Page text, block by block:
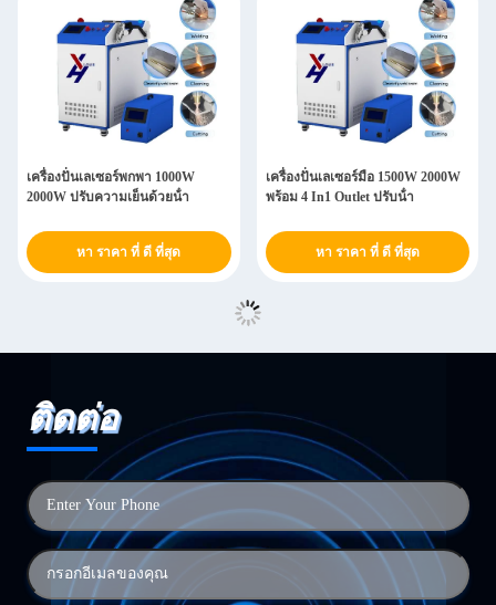
เครื่องปั่นเลเซอร์พกพา 1000W
2000W ปรับความเย็นด้วยน้ํา
หา ราคา ที่ ดี ที่สุด
เครื่องปั่นเลเซอร์มือ 1500W 2000W
พร้อม 4 In1 Outlet ปรับน้ํา
หา ราคา ที่ ดี ที่สุด
ติดต่อ